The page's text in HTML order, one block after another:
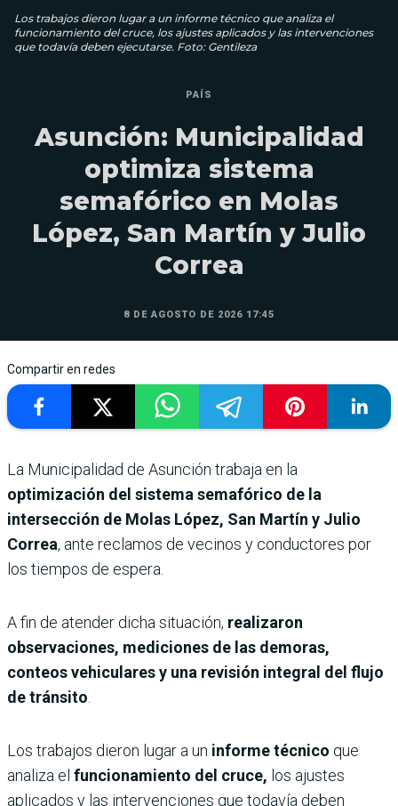
Los trabajos dieron lugar a un informe técnico que analiza el
funcionamiento del cruce, los ajustes aplicados y las intervenciones
que todavía deben ejecutarse. Foto: Gentileza
PAÍS
Asunción: Municipalidad
optimiza sistema
semafórico en Molas
López, San Martín y Julio
Correa
8 DE AGOSTO DE 2026 17:45
Compartir en redes
La Municipalidad de Asunción trabaja en la
optimización del sistema semafórico de la
intersección de Molas López, San Martín y Julio
Correa, ante reclamos de vecinos y conductores por
los tiempos de espera.
A fin de atender dicha situación, realizaron
observaciones, mediciones de las demoras,
conteos vehiculares y una revisión integral del flujo
de tránsito
Los trabajos dieron lugar a un informe técnico que
analiza el funcionamiento del cruce, los ajustes
aplicados y las intervenciones que todavía deben